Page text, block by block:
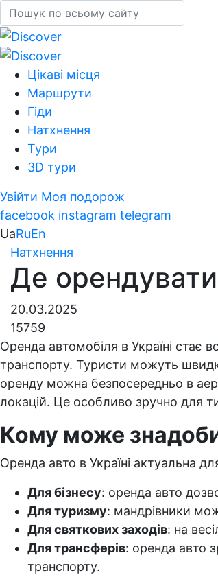
Цікаві місця
Маршрути
Гіди
Натхнення
Тури
3D тури
Увійти Моя подорож
facebook instagram telegram
UaRuEn
Натхнення
Де орендувати
20.03.2025
15759
Оренда автомобіля в Україні
транспорту. Туристи можуть
оренду можна безпосередньо в
локацій. Це особливо зручно для
Кому може
Оренда авто в Україні актуальна
Для бізнесу: оренда авто
Для туризму: мандрівники
Для святкових заходів: на
Для трансферів: оренда авто
транспорту.